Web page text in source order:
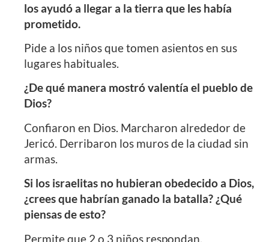
los ayudó a llegar a la tierra que les había
prometido.
Pide a los niños que tomen asientos en sus
lugares habituales.
¿De qué manera mostró valentía el pueblo de
Dios?
Confiaron en Dios. Marcharon alrededor de
Jericó. Derribaron los muros de la ciudad sin
armas.
Si los israelitas no hubieran obedecido a Dios,
¿crees que habrían ganado la batalla? ¿Qué
piensas de esto?
Permite que 2 o 3 niños respondan.